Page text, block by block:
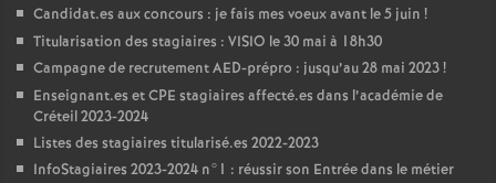
Candidat.es aux concours : je fais mes voeux avant le 5 juin !
Titularisation des stagiaires : VISIO le 30 mai à 18h30
Campagne de recrutementAED-prépro : jusqu’au 28 mai 2023!
Enseignant.es etCPE stagiaires affecté.es dans l’académie de
Créteil 2023-2024
Listes des stagiaires titularisé.es 2022-2023
InfoStagiaires 2023-2024 n°1 : réussir son Entrée dans le métier